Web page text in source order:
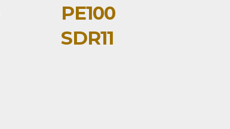
PE100
SDR11